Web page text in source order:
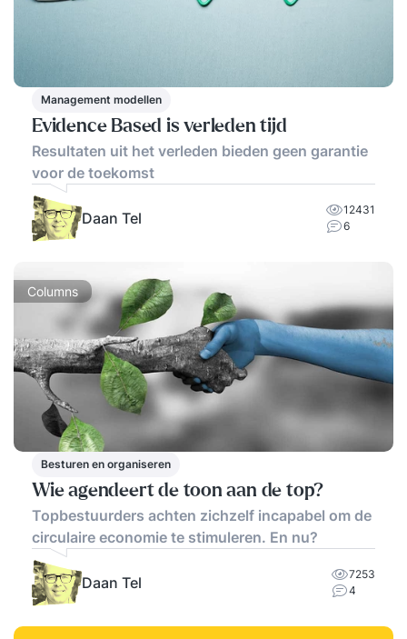
Management modellen
Evidence Based is verleden tijd
Resultaten uit het verleden bieden geen garantie
voor de toekomst
Daan Tel
12431
6
Columns
Besturen en organiseren
Wie agendeert de toon aan de top?
Topbestuurders achten zichzelf incapabel om de
circulaire economie te stimuleren. En nu?
Daan Tel
7253
4